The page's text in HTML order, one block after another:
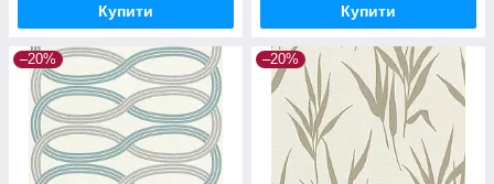
Купити Купити
–20% –20%